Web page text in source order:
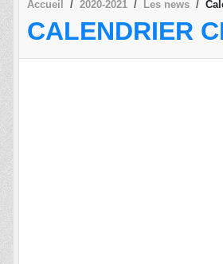
Accueil 2020-2021 Les news
CALENDRIER